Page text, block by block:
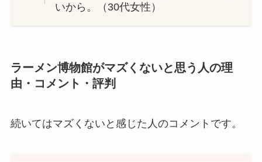
いから。（30代女性）
ラーメン博物館がマズくないと思う人の理
由・コメント・評判
続いてはマズくないと感じた人のコメントです。